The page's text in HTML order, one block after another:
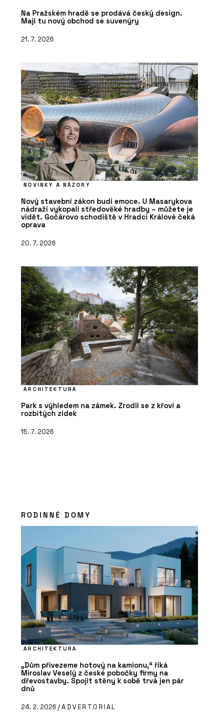
Na Pražském hradě se prodává český design.
Mají tu nový obchod se suvenýry
21. 7. 2026
NOVINKY A NÁZORY
Nový stavební zákon budí emoce. U Masarykova
nádraží vykopali středověké hradby – můžete je
vidět. Gočárovo schodiště v Hradci Králové čeká
oprava
20. 7. 2026
ARCHITEKTURA
Park s výhledem na zámek. Zrodil se z křoví a
rozbitých zídek
15. 7. 2026
RODINNÉ DOMY
ARCHITEKTURA
„Dům přivezeme hotový na kamionu,“ říká
Miroslav Veselý z české pobočky firmy na
dřevostavby. Spojit stěny k sobě trvá jen pár
dnů
24. 2. 2026 /ADVERTORIAL